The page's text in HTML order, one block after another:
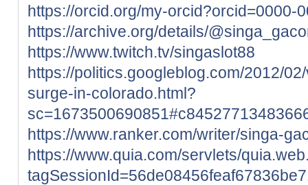
https://orcid.org/my-orcid?orcid=0000-
https://archive.org/details/
https://www.twitch.tv/singaslot88
https://politics.googleblog.com/2012/
surge-in-colorado.html?
https://www.ranker.com/writer/singa-
https://www.quia.com/servlets/